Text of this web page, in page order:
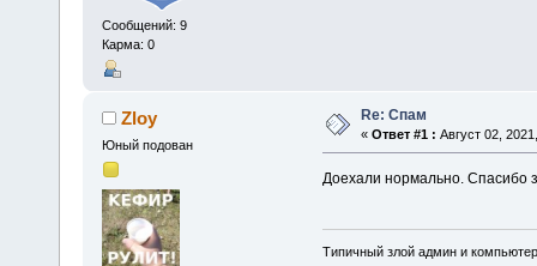
Сообщений: 9
Карма: 0
Zloy
Юный подован
Re: Спам
« Ответ #1 : Август 02,
Доехали нормально. Спасибо
Типичный злой админ и